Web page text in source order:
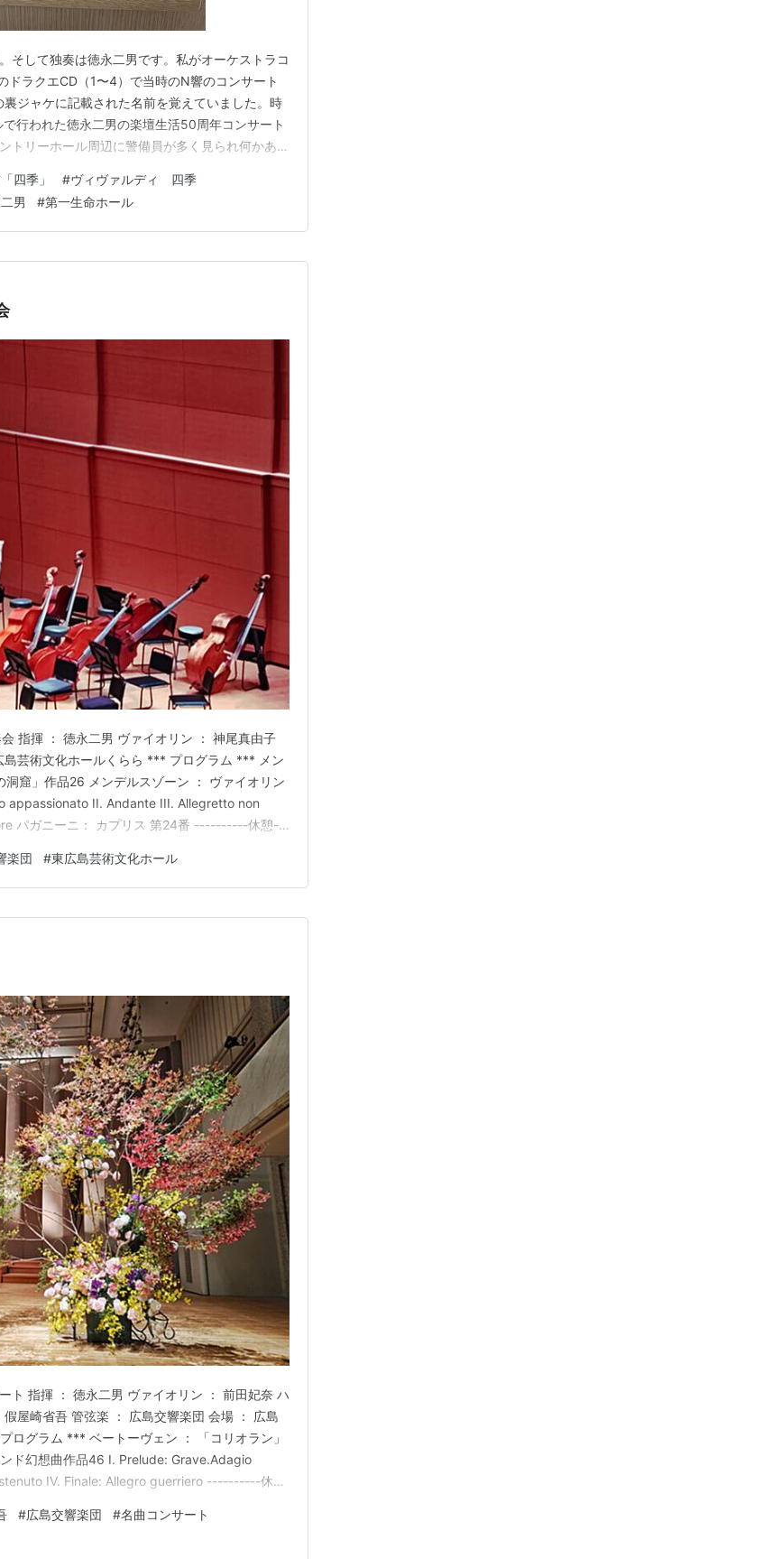
そして独奏は徳永二男です。私がオーケストラコ
ドラクエCD（1〜4）で当時のN響のコンサート
ジャケに記載された名前を覚えていました。時
行われた徳永二男の楽壇生活50周年コンサート
トリーホール周辺に警備員が多く見られ何かあっ
が遠目に見えたのです。生の皇族を見たのはこれ
活60周年らし…
四季」 #ヴィヴァルディ 四季
男 #第一生命ホール
指揮 ： 徳永二男 ヴァイオリン ： 神尾真由子
島芸術文化ホールくらら *** プログラム *** メン
窟」作品26 メンデルスゾーン ： ヴァイオリン
appassionato II. Andante III. Allegretto non
パガニーニ： カプリス 第24番 ----------休憩---
楽団 #東広島芸術文化ホール
ト 指揮 ： 徳永二男 ヴァイオリン ： 前田妃奈 ハ
屋崎省吾 管弦楽 ： 広島交響楽団 会場 ： 広島
ログラム *** ベートーヴェン ： 「コリオラン」
ド幻想曲作品46 I. Prelude: Grave.Adagio
IV. Finale: Allegro guerriero ----------休
#広島交響楽団 #名曲コンサート